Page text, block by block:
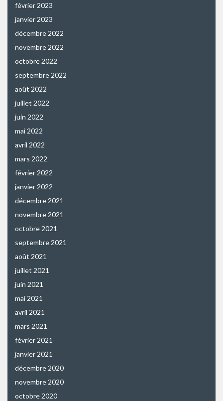
février 2023
janvier 2023
décembre 2022
novembre 2022
octobre 2022
septembre 2022
août 2022
juillet 2022
juin 2022
mai 2022
avril 2022
mars 2022
février 2022
janvier 2022
décembre 2021
novembre 2021
octobre 2021
septembre 2021
août 2021
juillet 2021
juin 2021
mai 2021
avril 2021
mars 2021
février 2021
janvier 2021
décembre 2020
novembre 2020
octobre 2020